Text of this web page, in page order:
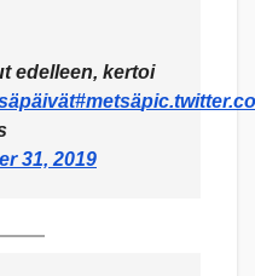
edelleen, kertoi
#metsä
31, 2019